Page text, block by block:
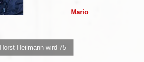
Mario
Horst Heilmann wird 75